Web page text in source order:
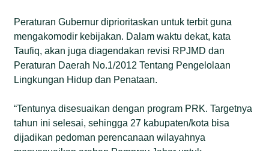
Peraturan Gubernur diprioritaskan untuk terbit guna
mengakomodir kebijakan. Dalam waktu dekat, kata
Taufiq, akan juga diagendakan revisi RPJMD dan
Peraturan Daerah No.1/2012 Tentang Pengelolaan
Lingkungan Hidup dan Penataan.
“Tentunya disesuaikan dengan program PRK. Targetnya
tahun ini selesai, sehingga 27 kabupaten/kota bisa
dijadikan pedoman perencanaan wilayahnya